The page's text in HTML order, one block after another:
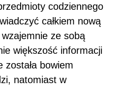
codziennego
całkiem nową
ze sobą
większość informacji
bowiem
natomiast w